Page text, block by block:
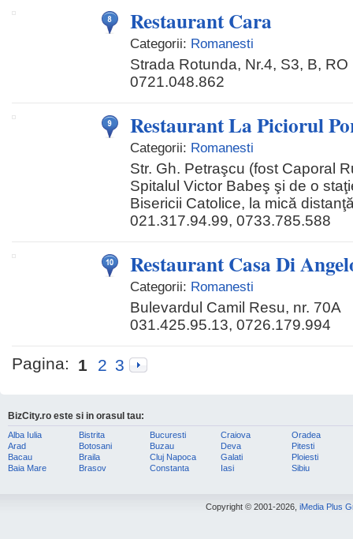
Restaurant Cara
Categorii: Romanesti
Strada Rotunda, Nr.4, S3, B, RO
0721.048.862
Restaurant La Piciorul
Categorii: Romanesti
Str. Gh. Petraşcu (fost Caporal
Spitalul Victor Babeş şi de o
Bisericii Catolice, la mică
021.317.94.99, 0733.785.588
Restaurant Casa Di
Categorii: Romanesti
Bulevardul Camil Resu, nr. 70A
031.425.95.13, 0726.179.994
Pagina: 1 2 3
BizCity.ro este si in orasul tau:
Alba Iulia
Arad
Bacau
Baia Mare
Bistrita
Botosani
Braila
Brasov
Bucuresti
Buzau
Cluj Napoca
Constanta
Craiova
Deva
Galati
Iasi
Oradea
Pitesti
Ploiesti
Sibiu
Copyright © 2001-2026, iMedia Plus